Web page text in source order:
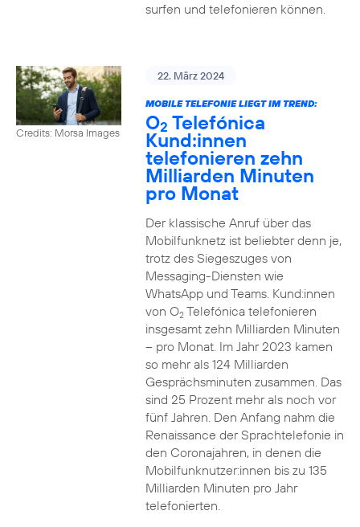
surfen und telefonieren können.
Credits: Morsa Images
22. März 2024
MOBILE TELEFONIE LIEGT IM TREND:
O2 Telefónica
Kund:innen
telefonieren zehn
Milliarden Minuten
pro Monat
Der klassische Anruf über das
Mobilfunknetz ist beliebter denn je,
trotz des Siegeszuges von
Messaging-Diensten wie
WhatsApp und Teams. Kund:innen
von O2Telefónica telefonieren
insgesamt zehn Milliarden Minuten
– pro Monat. Im Jahr 2023 kamen
so mehr als 124 Milliarden
Gesprächsminuten zusammen. Das
sind 25 Prozent mehr als noch vor
fünf Jahren. Den Anfang nahm die
Renaissance der Sprachtelefonie in
den Coronajahren, in denen die
Mobilfunknutzer:innen bis zu 135
Milliarden Minuten pro Jahr
telefonierten.